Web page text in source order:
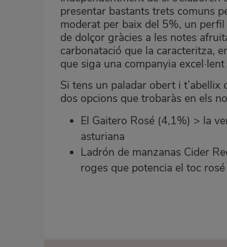
presentar bastants trets comuns
moderat per baix del 5%, un perfil
de dolçor gràcies a les notes
carbonatació que la caracteritza,
que siga una companyia
Si tens un paladar obert i
dos opcions que trobaràs en els
El Gaitero Rosé (4,1%) > la
asturiana
Ladrón de manzanas Cider
roges que potencia el toc